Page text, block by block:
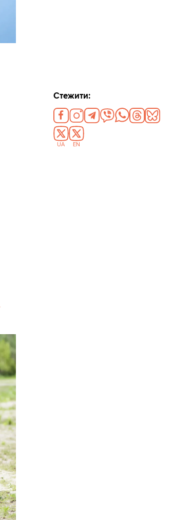
Стежити:
UA EN